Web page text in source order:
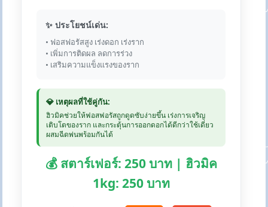
✨ ประโยชน์เด่น:
• ฟอสฟอรัสสูง เร่งดอก เร่งราก
• เพิ่มการติดผล ลดการร่วง
• เสริมความแข็งแรงของราก
💎 เหตุผลที่ใช้คู่กัน:
ฮิวมิคช่วยให้ฟอสฟอรัสถูกดูดซับง่ายขึ้น เร่งการเจริญ
เติบโตของราก และกระตุ้นการออกดอกได้ดีกว่าใช้เดี่ยว
ผสมฉีดพ่นพร้อมกันได้
💰 สตาร์เฟอร์: 250 บาท | ฮิวมิค
1kg: 250 บาท